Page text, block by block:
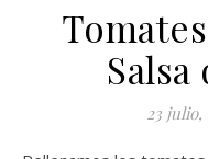
23 julio,